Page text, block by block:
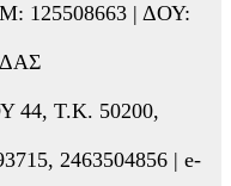
125508663 | ΔΟΥ:
Τ.Κ. 50200,
2463504856 | e-